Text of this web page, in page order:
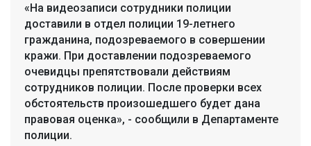
«На видеозаписи сотрудники полиции
доставили в отдел полиции 19-летнего
гражданина, подозреваемого в совершении
кражи. При доставлении подозреваемого
очевидцы препятствовали действиям
сотрудников полиции. После проверки всех
обстоятельств произошедшего будет дана
правовая оценка», - сообщили в Департаменте
полиции.